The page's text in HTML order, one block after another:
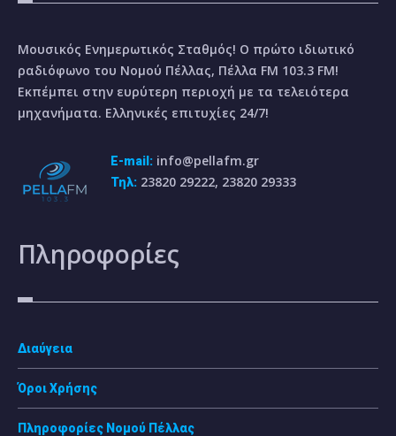
Μουσικός Ενημερωτικός Σταθμός! Ο πρώτο ιδιωτικό
ραδιόφωνο του Νομού Πέλλας, Πέλλα FM 103.3 FM!
Εκπέμπει στην ευρύτερη περιοχή με τα τελειότερα
μηχανήματα. Ελληνικές επιτυχίες 24/7!
E-mail: info@pellafm.gr
Τηλ: 23820 29222, 23820 29333
Πληροφορίες
Διαύγεια
Όροι Χρήσης
Πληροφορίες Νομού Πέλλας